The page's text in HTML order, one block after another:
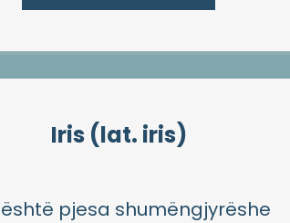
Iris (lat. iris)
është pjesa shumëngjyrëshe